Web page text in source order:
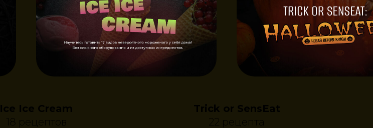
Ice Ice Cream
18 рецептов
Trick or SensEat
22 рецепта